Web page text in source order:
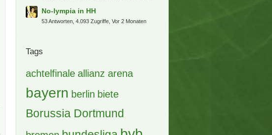
No-lympia in HH
53 Antworten, 4.093 Zugriffe, Vor 2 Monaten
Tags
achtelfinale allianz arena
bayern berlin biete
Borussia Dortmund